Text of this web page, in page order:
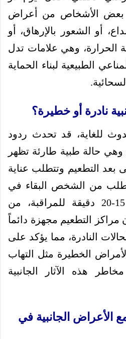
بعض الأشخاص من أعراض
أو الشعور بالإرهاق، أو
الحرارة، وهي علامات تدل
الطبيعية لبناء الحماية
نادرة أو خطيرة؟
للغاية، قد تحدث ردود
حالة طبية طارئة تظهر
بعد التطعيم وتتطلب عناية
يُطلب من الشخص البقاء في
عيادة التطعيم لمدة 15-20 دقيقة للمراقبة، من
مراكز التطعيم مجهزة دائماً
النادرة، مما يؤكد على
الخطيرة مثل التهاب
هذه الآثار الجانبية
الأعراض الجانبية في